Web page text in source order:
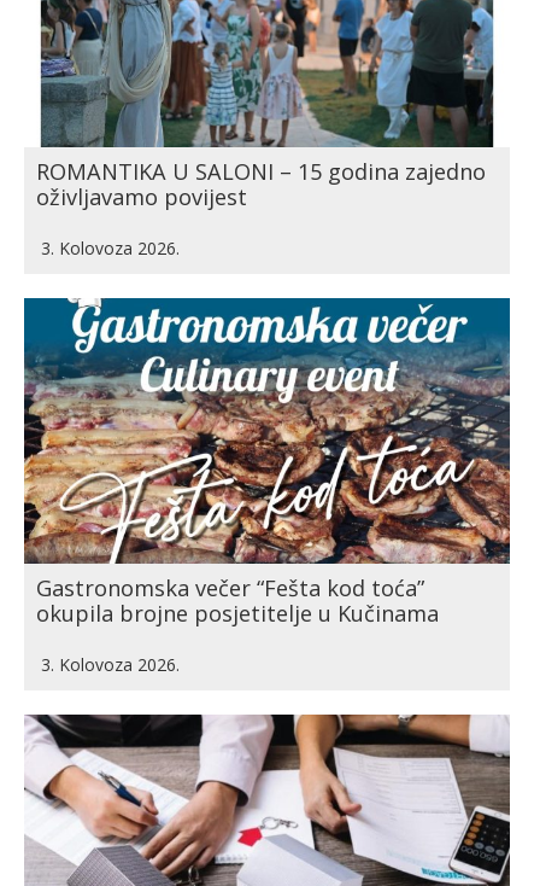
ROMANTIKA U SALONI – 15 godina zajedno
oživljavamo povijest
3. Kolovoza 2026.
Gastronomska večer “Fešta kod toća”
okupila brojne posjetitelje u Kučinama
3. Kolovoza 2026.